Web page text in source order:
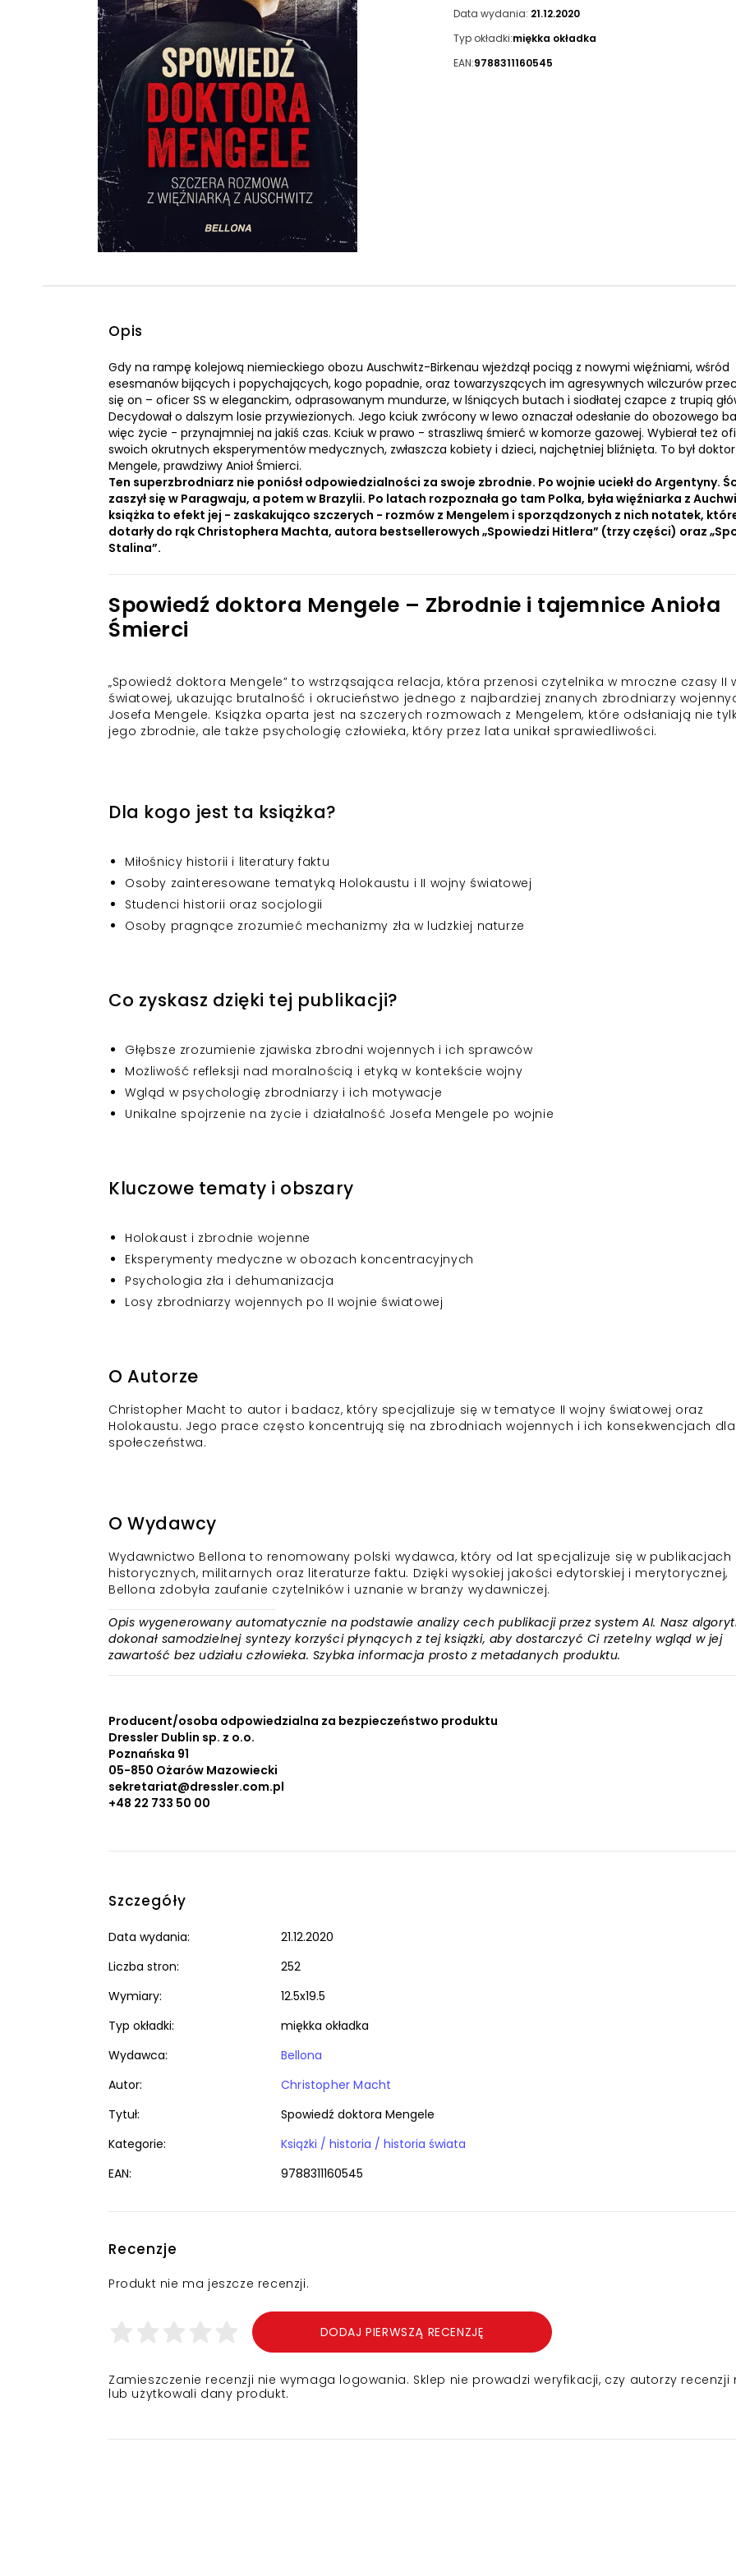
Data wydania: 21.12.2020
Typ okładki:miękka okładka
EAN:9788311160545
Opis
Gdy na rampę kolejową niemieckiego obozu Auschwitz-Birkenau wjeżdzął pociąg z nowymi więźniami, wśród
esesmanów bijących i popychających, kogo popadnie, oraz towarzyszących im agresywnych wilczurów
się on – oficer SS w eleganckim, odprasowanym mundurze, w lśniących butach i siodłatej czapce z trupią
Decydował o dalszym losie przywiezionych. Jego kciuk zwrócony w lewo oznaczał odesłanie do obozowego
więc życie - przynajmniej na jakiś czas. Kciuk w prawo - straszliwą śmierć w komorze gazowej. Wybierał też
swoich okrutnych eksperymentów medycznych, zwłaszcza kobiety i dzieci, najchętniej bliźnięta. To był
Mengele, prawdziwy Anioł Śmierci.
Ten superzbrodniarz nie poniósł odpowiedzialności za swoje zbrodnie. Po wojnie uciekł do Argentyny.
zaszył się w Paragwaju, a potem w Brazylii. Po latach rozpoznała go tam Polka, była więźniarka z
książka to efekt jej - zaskakująco szczerych - rozmów z Mengelem i sporządzonych z nich notatek,
dotarły do rąk Christophera Machta, autora bestsellerowych „Spowiedzi Hitlera” (trzy części) oraz
Stalina”.
Spowiedź doktora Mengele – Zbrodnie i tajemnice Anioła
Śmierci
„Spowiedź doktora Mengele” to wstrząsająca relacja, która przenosi czytelnika w mroczne czasy II
światowej, ukazując brutalność i okrucieństwo jednego z najbardziej znanych zbrodniarzy
Josefa Mengele. Książka oparta jest na szczerych rozmowach z Mengelem, które odsłaniają nie
jego zbrodnie, ale także psychologię człowieka, który przez lata unikał sprawiedliwości.
Dla kogo jest ta książka?
Miłośnicy historii i literatury faktu
Osoby zainteresowane tematyką Holokaustu i II wojny światowej
Studenci historii oraz socjologii
Osoby pragnące zrozumieć mechanizmy zła w ludzkiej naturze
Co zyskasz dzięki tej publikacji?
Głębsze zrozumienie zjawiska zbrodni wojennych i ich sprawców
Możliwość refleksji nad moralnością i etyką w kontekście wojny
Wgląd w psychologię zbrodniarzy i ich motywacje
Unikalne spojrzenie na życie i działalność Josefa Mengele po wojnie
Kluczowe tematy i obszary
Holokaust i zbrodnie wojenne
Eksperymenty medyczne w obozach koncentracyjnych
Psychologia zła i dehumanizacja
Losy zbrodniarzy wojennych po II wojnie światowej
O Autorze
Christopher Macht to autor i badacz, który specjalizuje się w tematyce II wojny światowej oraz
Holokaustu. Jego prace często koncentrują się na zbrodniach wojennych i ich konsekwencjach dla
społeczeństwa.
O Wydawcy
Wydawnictwo Bellona to renomowany polski wydawca, który od lat specjalizuje się w publikacjach
historycznych, militarnych oraz literaturze faktu. Dzięki wysokiej jakości edytorskiej i merytorycznej,
Bellona zdobyła zaufanie czytelników i uznanie w branży wydawniczej.
Opis wygenerowany automatycznie na podstawie analizy cech publikacji przez system AI. Nasz
dokonał samodzielnej syntezy korzyści płynących z tej książki, aby dostarczyć Ci rzetelny wgląd w jej
zawartość bez udziału człowieka. Szybka informacja prosto z metadanych produktu.
Producent/osoba odpowiedzialna za bezpieczeństwo produktu
Dressler Dublin sp. z o.o.
Poznańska 91
05-850 Ożarów Mazowiecki
sekretariat@dressler.com.pl
+48 22 733 50 00
Szczegóły
Data wydania:
21.12.2020
Liczba stron:
252
Wymiary:
12.5x19.5
Typ okładki:
miękka okładka
Wydawca:
Bellona
Autor:
Christopher Macht
Tytuł:
Spowiedź doktora Mengele
Kategorie:
Książki / historia / historia świata
EAN:
9788311160545
Recenzje
Produkt nie ma jeszcze recenzji.
DODAJ PIERWSZĄ RECENZJĘ
Zamieszczenie recenzji nie wymaga logowania. Sklep nie prowadzi weryfikacji, czy autorzy recenzji
lub użytkowali dany produkt.
Powiększony kursor
Pomoc w czytaniu
Podkreślenie linków